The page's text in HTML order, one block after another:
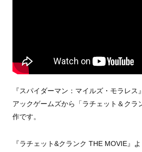
『スパイダーマン：マイルズ・モラレス
アックゲームズから「ラチェット＆クラ
作です。
『ラチェット&クランク THE MOVIE』